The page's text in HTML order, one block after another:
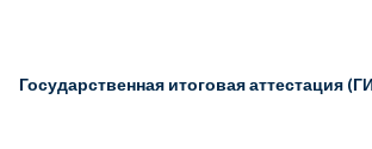
Государственная итоговая аттестация